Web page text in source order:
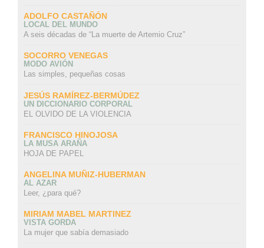
ADOLFO CASTAÑÓN
LOCAL DEL MUNDO
A seis décadas de “La muerte de Artemio Cruz”
SOCORRO VENEGAS
MODO AVIÓN
Las simples, pequeñas cosas
JESÚS RAMÍREZ-BERMÚDEZ
UN DICCIONARIO CORPORAL
EL OLVIDO DE LA VIOLENCIA
FRANCISCO HINOJOSA
LA MUSA ARAÑA
HOJA DE PAPEL
ANGELINA MUÑIZ-HUBERMAN
AL AZAR
Leer, ¿para qué?
MIRIAM MABEL MARTINEZ
VISTA GORDA
La mujer que sabía demasiado